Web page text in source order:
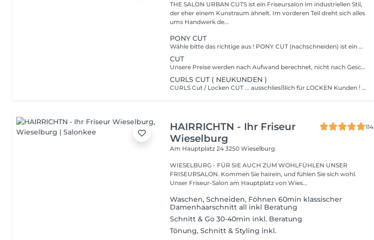
THE SALON URBAN CUTS ist ein Friseursalon im industriellen Stil,
der eher einem Kunstraum ähnelt. Im vorderen Teil dreht sich alles
ums Handwerk de...
PONY CUT
Wähle bitte das richtige aus ! PONY CUT (nachschneiden) ist ein vorhandener Pony, nachzuschneiden und dauert ca. 15 min. PONY CUT (NEU) ist das erstellen eines "NEUEN" Pony und dauert ca. 30 min.
CUT
Unsere Preise werden nach Aufwand berechnet, nicht nach Geschlecht ! NO GENDER Daher findest du die Kategorien XS, S, M, L, XL. Im Preis inbegriffen ist das Waschen inklusive. Pflegeshampoo & Pflegeconditioner (Nachhaltige Premium Haarpflege von Davines) Schnitt, Föhnen & Stylen im Preis inbegriffen. Je länger das Haar, desto mehr Zeit, Produkt und Aufwand benötigen wir. Wähle bitte deine richtige Haarlänge aus ! XS = Extra Kurz / Sehr kurze Schnitte Buzz Cut, Pixie Cut , sehr kurze Nacken & Seitenpartien mit Maschine S = Kurz / Kurzhaarschnitte mit etwas Struktur, kurzer Nacken & Seitenpartie mit Schere. M = Mittellang / Kinnlänge bis Schlüsselbein, Long Bob, Clavi Cut, Stufige Haarschnitte. L = Lang / Schlüsselbein bis Brust, Lange Stufenschnitte. XL = Sehr Lang / Brust bis Bauchnabel, Sehr Lange Stufenschnitte, Sehr Dicke Haare.
CURLS CUT ( NEUKUNDEN )
CURLS Cut / Locken CUT ... ausschliesßlich für LOCKEN Kunden ! da die Nachfrage aktuell groß ist und immer mehr gerne ihre Locken "richtig" tragen möchten. Im Paket erhalten: * Ausführliche Beratung * Grund Form erarbeiten / trocken * Nachhhaltige Premium Haar Pflege von Davines inklusive. Davines LOVE / Hair Maske ( Intensive Pflege) * Lockenschnitt * Styling Produkte für dich abgestimmt * FINAL CUT ausarbeiten / trocken * Lockenstyling mit verschiedenen Tools * Tips für dein Styling Zuhause * Locken Heimpflege Empfehlung Wichtig für deinen Termin : bitte erscheine mit trockenen, offen getragenen Haaren. Frisch gewaschen müssen sie nicht sein - wichtig ist nur, dass sie nicht durch Zopf oder Dutt verformt sind.
HAIRRICHTN - Ihr Friseur
Wieselburg
114
Am Hauptplatz 243250 Wieselburg
WIESELBURG - FÜR SIE AUCH ZUM WOHLFÜHLEN UNSER
FRISEURSALON. Kommen Sie hairein, und fühlen Sie sich wohl.
Unser Friseur-Salon am Hauptplatz von Wies...
Waschen, Schneiden, Föhnen 60min klassischer
Damenhaarschnitt all inkl Beratung
Schnitt & Go 30-40min inkl. Beratung
Tönung, Schnitt & Styling inkl.